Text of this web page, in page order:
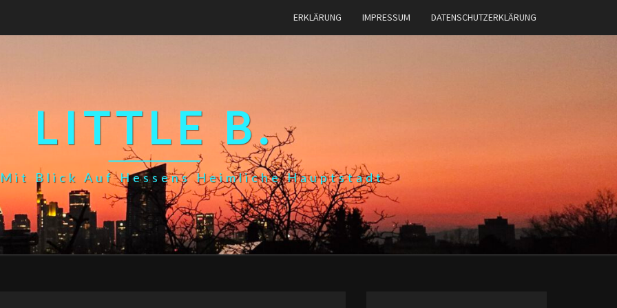
ERKLÄRUNG IMPRESSUM DATENSCHUTZERKLÄRUNG
LITTLE B.
Blick Auf Hessens Heimliche Hauptstadt